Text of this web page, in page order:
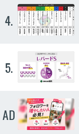
4.
5.
AD